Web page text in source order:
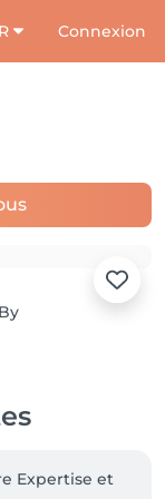
Connexion
Expertise et